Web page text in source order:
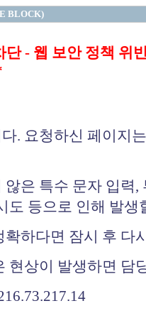
BLOCK)
- 웹 보안 정책 위
. 요청하신 페이지
않은 특수 문자 입력
도 등으로 인해 발생
확하다면 잠시 후 다
현상이 발생하면 담